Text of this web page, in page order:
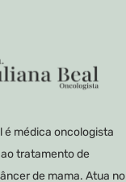
é médica oncologista
tratamento de
de mama. Atua no